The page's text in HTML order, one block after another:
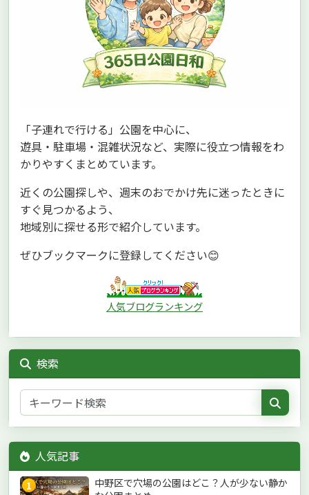
「子連れで行ける」公園を中心に、
遊具・駐車場・混雑状況など、実際に役立つ情報をわ
かりやすくまとめています。
近くの公園探しや、週末のおでかけ先に迷ったときに
すぐ見つかるよう、
地域別に探せる形で紹介しています。
ぜひブックマークに登録してください😊
人気ブログランキング
検索
人気記事
1
中野区で穴場の公園はどこ？人が少ない静か